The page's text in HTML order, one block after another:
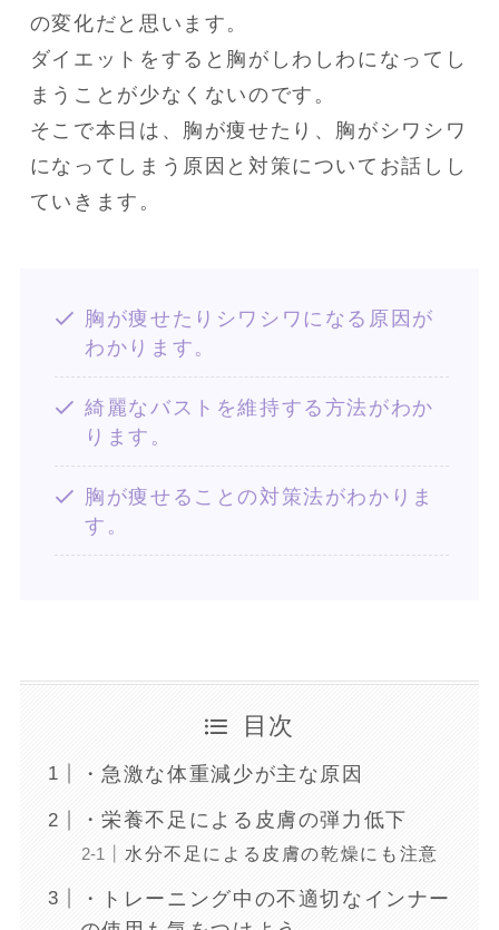
の変化だと思います。
ダイエットをすると胸がしわしわになってし
まうことが少なくないのです。
そこで本日は、胸が痩せたり、胸がシワシワ
になってしまう原因と対策についてお話しし
ていきます。
胸が痩せたりシワシワになる原因が
わかります。
綺麗なバストを維持する方法がわか
ります。
胸が痩せることの対策法がわかりま
す。
目次
・急激な体重減少が主な原因
・栄養不足による皮膚の弾力低下
水分不足による皮膚の乾燥にも注意
・トレーニング中の不適切なインナー